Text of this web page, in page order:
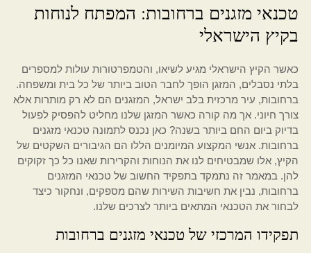
טכנאי מזגנים ברחובות: המפתח לנוחות
בקיץ הישראלי
כאשר הקיץ הישראלי מגיע לשיאו, והטמפרטורות עולות למספרים
בלתי נסבלים, המזגן הופך לחבר הטוב ביותר של כל בית ומשפחה.
ברחובות, עיר מרכזית בלב ישראל, המזגנים הם לא רק מותרות אלא
צורך חיוני. אך מה קורה כאשר המזגן שלנו מחליט להפסיק לפעול
בדיוק ביום החם ביותר בשנה? כאן נכנס לתמונה טכנאי מזגנים
ברחובות. אנשי המקצוע המיומנים הללו הם הגיבורים השקטים של
הקיץ, אלו שמבטיחים לנו את הנוחות והקרירות שאנו כל כך זקוקים
להן. במאמר זה נתמקד בתפקיד החשוב של טכנאי המזגנים
ברחובות, נבין את חשיבות השירות שהם מספקים, ונחקור כיצד
לבחור את הטכנאי המתאים ביותר לצרכים שלנו.
תפקידו המרכזי של טכנאי מזגנים ברחובות